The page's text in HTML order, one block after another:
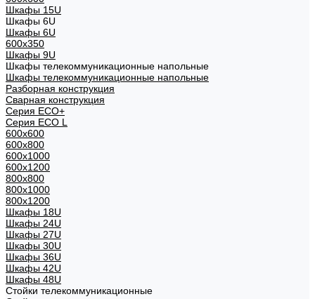
Шкафы 15U
Шкафы 6U
Шкафы 6U
600x350
Шкафы 9U
Шкафы телекоммуникационные напольные
Шкафы телекоммуникационные напольные
Разборная конструкция
Сварная конструкция
Серия ECO+
Серия ECO L
600x600
600x800
600х1000
600х1200
800x800
800х1000
800х1200
Шкафы 18U
Шкафы 24U
Шкафы 27U
Шкафы 30U
Шкафы 36U
Шкафы 42U
Шкафы 48U
Стойки телекоммуникационные